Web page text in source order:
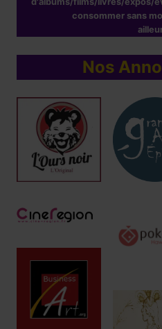
consommer sans
Nos